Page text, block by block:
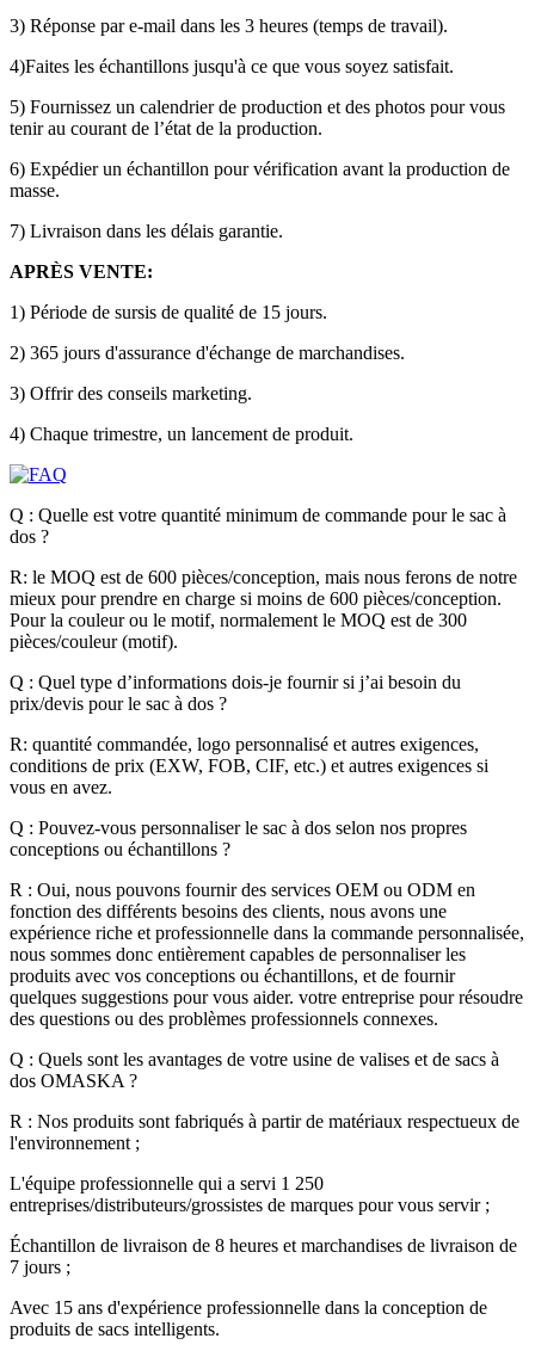
3) Réponse par e-mail dans les 3 heures (temps de travail).
4)Faites les échantillons jusqu'à ce que vous soyez satisfait.
5) Fournissez un calendrier de production et des photos pour vous
tenir au courant de l’état de la production.
6) Expédier un échantillon pour vérification avant la production de
masse.
7) Livraison dans les délais garantie.
APRÈS VENTE:
1) Période de sursis de qualité de 15 jours.
2) 365 jours d'assurance d'échange de marchandises.
3) Offrir des conseils marketing.
4) Chaque trimestre, un lancement de produit.
Q : Quelle est votre quantité minimum de commande pour le sac à
dos ?
R: le MOQ est de 600 pièces/conception, mais nous ferons de notre
mieux pour prendre en charge si moins de 600 pièces/conception.
Pour la couleur ou le motif, normalement le MOQ est de 300
pièces/couleur (motif).
Q : Quel type d’informations dois-je fournir si j’ai besoin du
prix/devis pour le sac à dos ?
R: quantité commandée, logo personnalisé et autres exigences,
conditions de prix (EXW, FOB, CIF, etc.) et autres exigences si
vous en avez.
Q : Pouvez-vous personnaliser le sac à dos selon nos propres
conceptions ou échantillons ?
R : Oui, nous pouvons fournir des services OEM ou ODM en
fonction des différents besoins des clients, nous avons une
expérience riche et professionnelle dans la commande personnalisée,
nous sommes donc entièrement capables de personnaliser les
produits avec vos conceptions ou échantillons, et de fournir
quelques suggestions pour vous aider. votre entreprise pour résoudre
des questions ou des problèmes professionnels connexes.
Q : Quels sont les avantages de votre usine de valises et de sacs à
dos OMASKA ?
R : Nos produits sont fabriqués à partir de matériaux respectueux de
l'environnement ;
L'équipe professionnelle qui a servi 1 250
entreprises/distributeurs/grossistes de marques pour vous servir ;
Échantillon de livraison de 8 heures et marchandises de livraison de
7 jours ;
Avec 15 ans d'expérience professionnelle dans la conception de
produits de sacs intelligents.